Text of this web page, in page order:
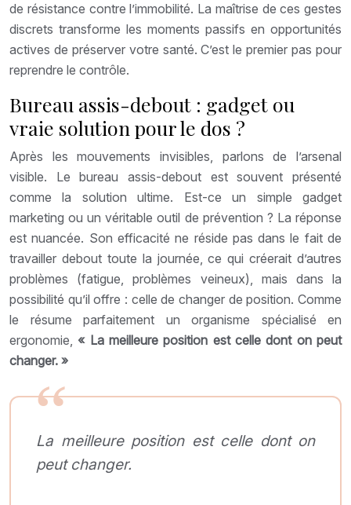
de résistance contre l’immobilité. La maîtrise de ces gestes
discrets transforme les moments passifs en opportunités
actives de préserver votre santé. C’est le premier pas pour
reprendre le contrôle.
Bureau assis-debout : gadget ou
vraie solution pour le dos ?
Après les mouvements invisibles, parlons de l’arsenal
visible. Le bureau assis-debout est souvent présenté
comme la solution ultime. Est-ce un simple gadget
marketing ou un véritable outil de prévention ? La réponse
est nuancée. Son efficacité ne réside pas dans le fait de
travailler debout toute la journée, ce qui créerait d’autres
problèmes (fatigue, problèmes veineux), mais dans la
possibilité qu’il offre : celle de changer de position. Comme
le résume parfaitement un organisme spécialisé en
ergonomie, « La meilleure position est celle dont on peut
changer. »
La meilleure position est celle dont on
peut changer.